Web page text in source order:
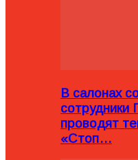
В салонах
сотрудники
проводят
«Стоп…